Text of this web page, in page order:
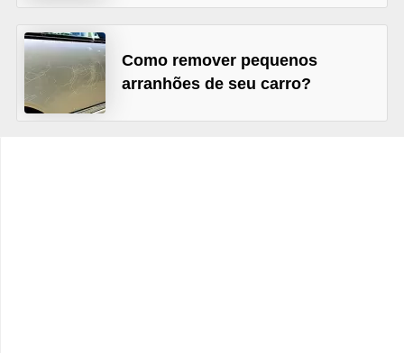
Como remover pequenos
arranhões de seu carro?
a
m
n